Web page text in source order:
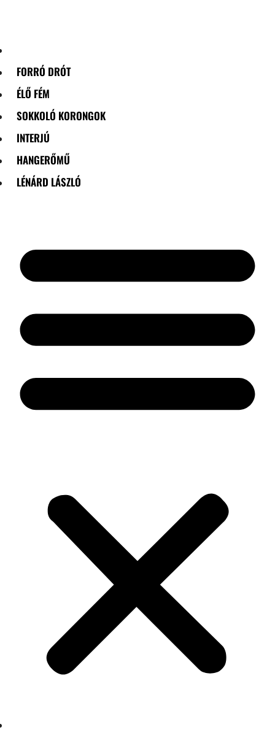
FORRÓ DRÓT
ÉLŐ FÉM
SOKKOLÓ KORONGOK
INTERJÚ
HANGERŐMŰ
LÉNÁRD LÁSZLÓ